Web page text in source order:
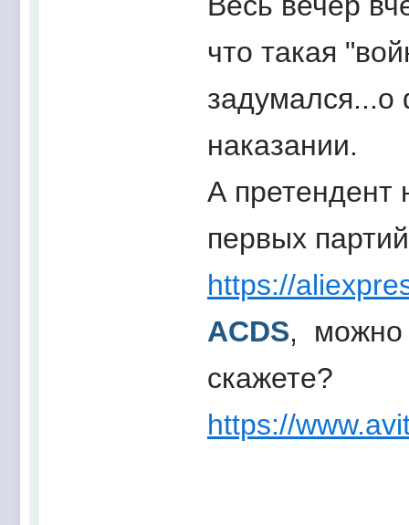
что такая
задумался...о
наказании.
А претендент
первых
https://
ACDS, можно
скажете?
https://